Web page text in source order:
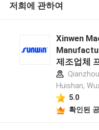
저희에 관하여
Xinwen
제조업체
Huishan,
5.0
확인된